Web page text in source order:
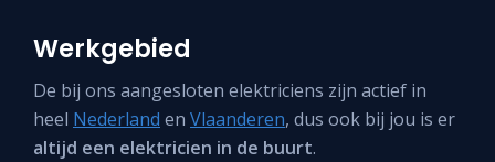
Werkgebied
De bij ons aangesloten elektriciens zijn actief in
heel Nederland en Vlaanderen, dus ook bij jou is er
altijd een elektricien in de buurt.